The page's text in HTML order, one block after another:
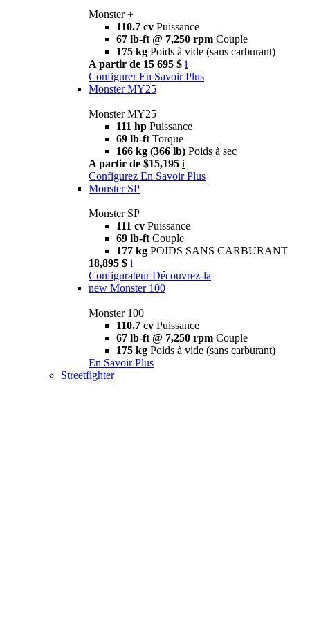
Monster +
110.7 cv Puissance
67 lb-ft @ 7,250 rpm Couple
175 kg Poids à vide (sans carburant)
A partir de 15 695 $ i
Configurer En Savoir Plus
Monster MY25
Monster MY25
111 hp Puissance
69 lb-ft Torque
166 kg (366 lb) Poids à sec
A partir de $15,195 i
Configurez En Savoir Plus
Monster SP
Monster SP
111 cv Puissance
69 lb-ft Couple
177 kg POIDS SANS CARBURANT
18,895 $ i
Configurateur Découvrez-la
new Monster 100
Monster 100
110.7 cv Puissance
67 lb-ft @ 7,250 rpm Couple
175 kg Poids à vide (sans carburant)
En Savoir Plus
Streetfighter